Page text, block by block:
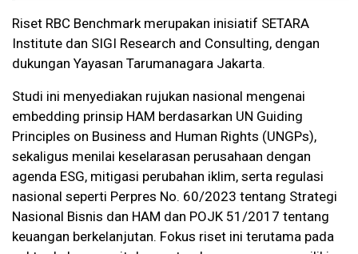
Riset RBC Benchmark merupakan inisiatif SETARA
Institute dan SIGI Research and Consulting, dengan
dukungan Yayasan Tarumanagara Jakarta.
Studi ini menyediakan rujukan nasional mengenai
embedding prinsip HAM berdasarkan UN Guiding
Principles on Business and Human Rights (UNGPs),
sekaligus menilai keselarasan perusahaan dengan
agenda ESG, mitigasi perubahan iklim, serta regulasi
nasional seperti Perpres No. 60/2023 tentang Strategi
Nasional Bisnis dan HAM dan POJK 51/2017 tentang
keuangan berkelanjutan. Fokus riset ini terutama pada